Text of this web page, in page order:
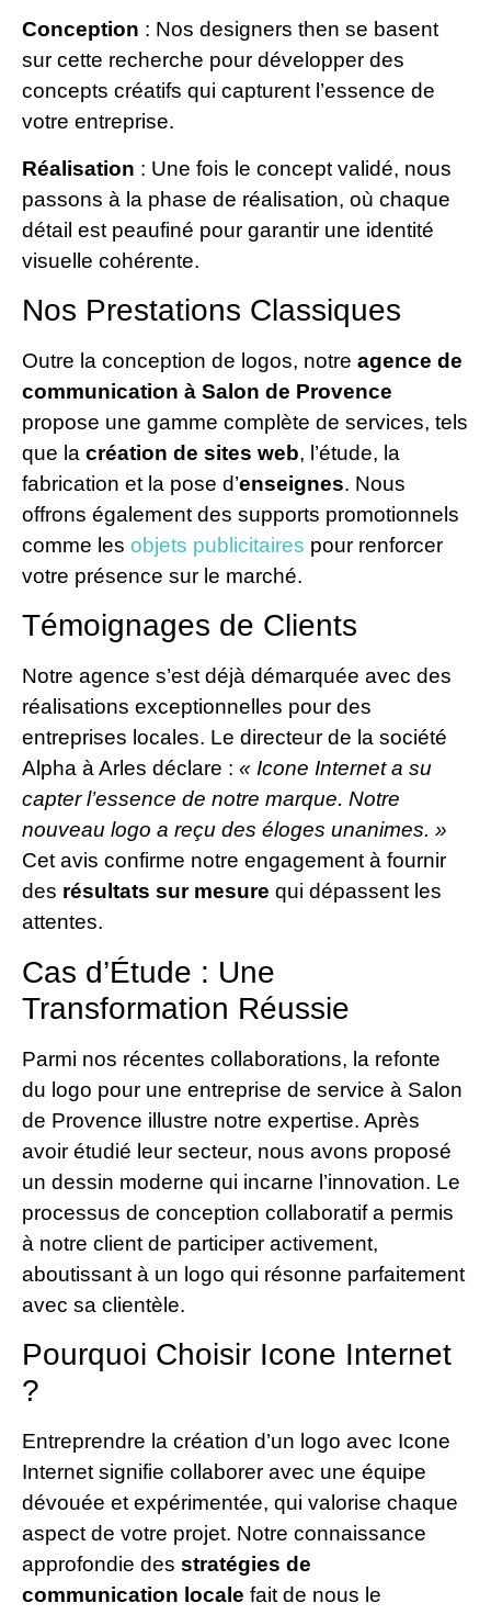
Conception : Nos designers then se basent
sur cette recherche pour développer des
concepts créatifs qui capturent l’essence de
votre entreprise.
Réalisation : Une fois le concept validé, nous
passons à la phase de réalisation, où chaque
détail est peaufiné pour garantir une identité
visuelle cohérente.
Nos Prestations Classiques
Outre la conception de logos, notre agence de
communication à Salon de Provence
propose une gamme complète de services, tels
que la création de sites web, l’étude, la
fabrication et la pose d’enseignes. Nous
offrons également des supports promotionnels
comme les objets publicitaires pour renforcer
votre présence sur le marché.
Témoignages de Clients
Notre agence s’est déjà démarquée avec des
réalisations exceptionnelles pour des
entreprises locales. Le directeur de la société
Alpha à Arles déclare : « Icone Internet a su
capter l’essence de notre marque. Notre
nouveau logo a reçu des éloges unanimes. »
Cet avis confirme notre engagement à fournir
des résultats sur mesure qui dépassent les
attentes.
Cas d’Étude : Une
Transformation Réussie
Parmi nos récentes collaborations, la refonte
du logo pour une entreprise de service à Salon
de Provence illustre notre expertise. Après
avoir étudié leur secteur, nous avons proposé
un dessin moderne qui incarne l’innovation. Le
processus de conception collaboratif a permis
à notre client de participer activement,
aboutissant à un logo qui résonne parfaitement
avec sa clientèle.
Pourquoi Choisir Icone Internet
?
Entreprendre la création d’un logo avec Icone
Internet signifie collaborer avec une équipe
dévouée et expérimentée, qui valorise chaque
aspect de votre projet. Notre connaissance
approfondie des stratégies de
communication locale fait de nous le